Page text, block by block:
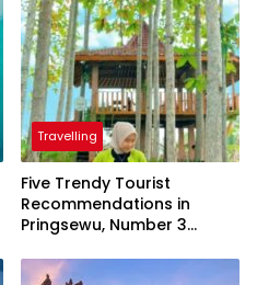
Travelling
Five Trendy Tourist
Recommendations in
Pringsewu, Number 3
President